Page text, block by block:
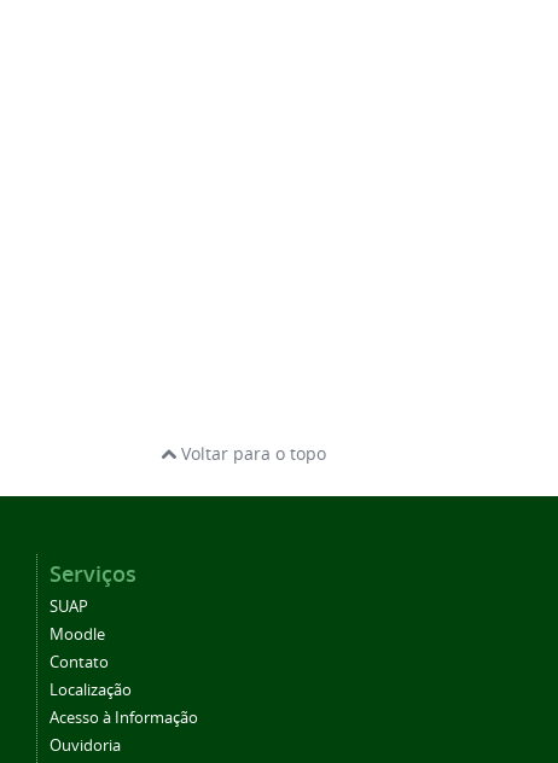
Voltar para o topo
Serviços
SUAP
Moodle
Contato
Localização
Acesso à Informação
Ouvidoria